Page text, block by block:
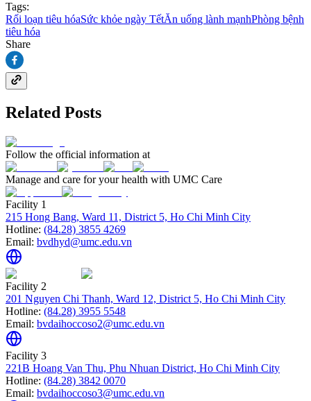
Tags:
Rối loạn tiêu hóaSức khỏe ngày TếtĂn uống lành mạnhPhòng bệnh
tiêu hóa
Share
Related Posts
Follow the official information at
Manage and care for your health with UMC Care
Facility 1
215 Hong Bang, Ward 11, District 5, Ho Chi Minh City
Hotline: (84.28) 3855 4269
Email: bvdhyd@umc.edu.vn
Facility 2
201 Nguyen Chi Thanh, Ward 12, District 5, Ho Chi Minh City
Hotline: (84.28) 3955 5548
Email: bvdaihoccoso2@umc.edu.vn
Facility 3
221B Hoang Van Thu, Phu Nhuan District, Ho Chi Minh City
Hotline: (84.28) 3842 0070
Email: bvdaihoccoso3@umc.edu.vn